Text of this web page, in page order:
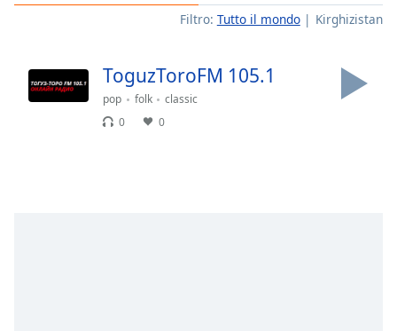
Current
Time0:00
Filtro: Tutto il mondo Kirghizistan
ToguzToroFM 105.1
pop folk
classic
0
0